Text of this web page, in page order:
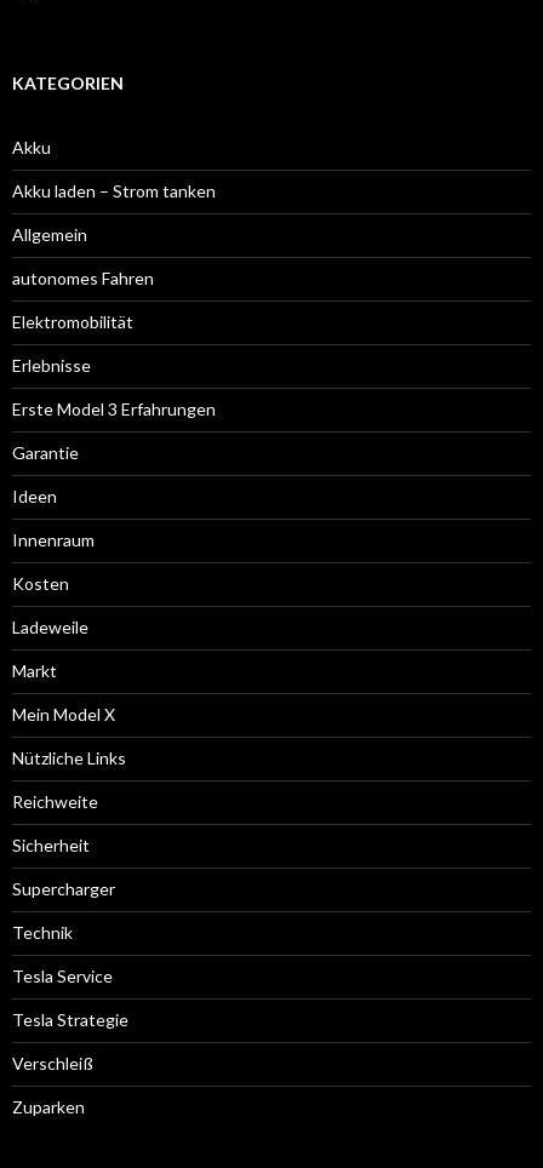
KATEGORIEN
Akku
Akku laden – Strom tanken
Allgemein
autonomes Fahren
Elektromobilität
Erlebnisse
Erste Model 3 Erfahrungen
Garantie
Ideen
Innenraum
Kosten
Ladeweile
Markt
Mein Model X
Nützliche Links
Reichweite
Sicherheit
Supercharger
Technik
Tesla Service
Tesla Strategie
Verschleiß
Zuparken